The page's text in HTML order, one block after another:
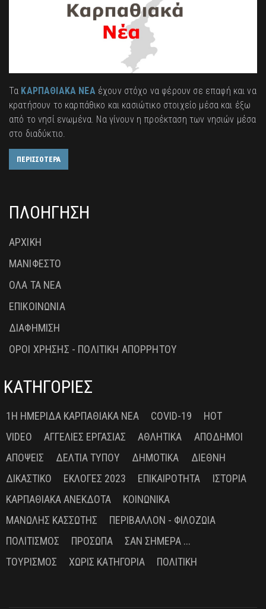
Τα ΚΑΡΠΑΘΙΑΚΑ ΝΕΑέχουν στόχο να φέρουν σε επαφή και να
κρατήσουν το καρπάθικο και κασιώτικο στοιχείο μέσα και έξω
από το νησί ενωμένα. Να γίνουν η προέκταση των νησιών μέσα
στο διαδύκτιο.
ΠΕΡΙΣΣΟΤΕΡΑ
ΠΛΟΗΓΗΣΗ
ΑΡΧΙΚΗ
ΜΑΝΙΦΕΣΤΟ
ΟΛΑ ΤΑ ΝΕΑ
ΕΠΙΚΟΙΝΩΝΙΑ
ΔΙΑΦΗΜΙΣΗ
ΟΡΟΙ ΧΡΗΣΗΣ - ΠΟΛΙΤΙΚΗ ΑΠΟΡΡΗΤΟΥ
ΚΑΤΗΓΟΡΙΕΣ
1Η ΗΜΕΡΊΔΑ ΚΑΡΠΑΘΙΑΚΆ ΝΈΑ COVID-19
HOT
VIDEO
ΑΓΓΕΛΊΕΣ ΕΡΓΑΣΊΑΣ ΑΘΛΗΤΙΚΆ
ΑΠΌΔΗΜΟΙ
ΑΠΌΨΕΙΣ
ΔΕΛΤΊΑ ΤΎΠΟΥ ΔΗΜΟΤΙΚΆ
ΔΙΕΘΝΉ
ΔΙΚΑΣΤΙΚΌ
ΕΚΛΟΓΈΣ 2023 ΕΠΙΚΑΙΡΌΤΗΤΑ
ΙΣΤΟΡΊΑ
ΚΑΡΠΑΘΙΑΚΆ ΑΝΈΚΔΟΤΑ
ΚΟΙΝΩΝΙΚΆ
ΜΑΝΏΛΗΣ ΚΑΣΣΏΤΗΣ
ΠΕΡΙΒΆΛΛΟΝ - ΦΙΛΟΖΩΊΑ
ΠΟΛΙΤΙΣΜΌΣ
ΠΡΌΣΩΠΑ
ΣΑΝ ΣΉΜΕΡΑ ...
ΤΟΥΡΙΣΜΌΣ
ΧΩΡΊΣ ΚΑΤΗΓΟΡΊΑ ΠΟΛΙΤΙΚΉ